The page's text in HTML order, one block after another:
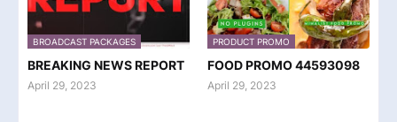
BROADCAST PACKAGES
BREAKING NEWS REPORT
April 29, 2023
PRODUCT PROMO
FOOD PROMO 44593098
April 29, 2023